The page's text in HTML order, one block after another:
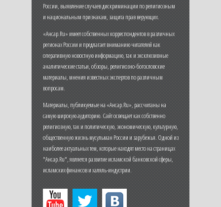
России, выявление случаев дискриминации по религиозным
и национальным признакам, защита прав верующих.
«Ансар.Ru» имеет собственных корреспондентов в различных
регионах России и предлагает вниманию читателей как
оперативную новостную информацию, так и эксклюзивные
аналитические статьи, обзоры, религиозно-богословские
материалы, мнения известных экспертов по различным
вопросам.
Материалы, публикуемые на «Ансар.Ru», рассчитаны на
самую широкую аудиторию. Сайт освещает как собственно
религиозную, так и политическую, экономическую, культурную,
общественную жизнь мусульман России и зарубежья. Одной из
наиболее актуальных тем, которые находят место на страницах
"Ансар.Ru", является развитие исламской банковской сферы,
исламских финансов и халяль-индустрии.